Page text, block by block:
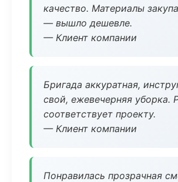
качество. Материалы
— вышло дешевле.
— Клиент компании
Бригада аккуратная,
свой, ежевечерняя уборка.
соответствует проекту.
— Клиент компании
Понравилась прозрачная